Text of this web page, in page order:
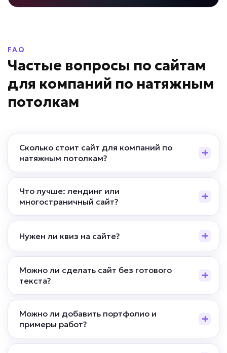
FAQ
Частые вопросы по сайтам
для компаний по натяжным
потолкам
Сколько стоит сайт для компаний по
натяжным потолкам?
Что лучше: лендинг или
многостраничный сайт?
Нужен ли квиз на сайте?
Можно ли сделать сайт без готового
текста?
Можно ли добавить портфолио и
примеры работ?